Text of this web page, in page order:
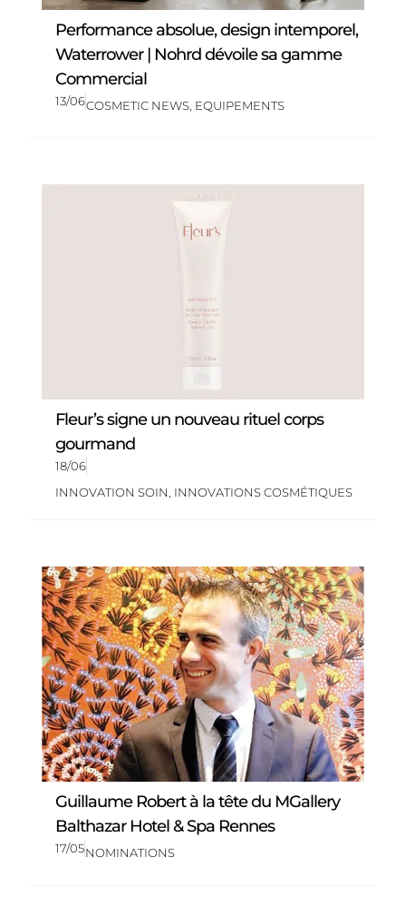
Performance absolue, design intemporel,
Waterrower | Nohrd dévoile sa gamme
Commercial
13/06COSMETIC NEWS, EQUIPEMENTS
Fleur’s signe un nouveau rituel corps
gourmand
18/06
INNOVATION SOIN INNOVATIONS COSMÉTIQUES
Guillaume Robert à la tête du MGallery
Balthazar Hotel & Spa Rennes
17/05NOMINATIONS